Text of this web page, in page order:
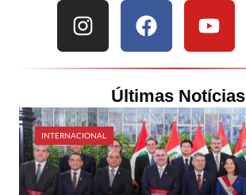
Últimas Notícias
INTERNACIONAL